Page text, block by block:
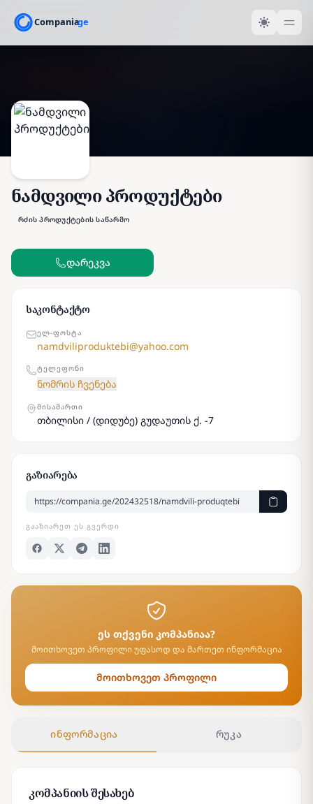
ნამდვილი პროდუქტები
რძის პროდუქტების საწარმო
დარეკვა
საკონტაქტო
ᲔᲚ-ᲤᲝᲡᲢᲐ
namdviliproduktebi@yahoo.com
ᲢᲔᲚᲔᲤᲝᲜᲘ
ნომრის ჩვენება
ᲛᲘᲡᲐᲛᲐᲠᲗᲘ
თბილისი / (დიდუბე) გუდაუთის ქ. -7
გაზიარება
ᲒᲐᲐᲖᲘᲐᲠᲔᲗ ᲔᲡ ᲒᲕᲔᲠᲓᲘ
ეს თქვენი კომპანიაა?
მოითხოვეთ პროფილი უფასოდ და მართეთ ინფორმაცია
მოითხოვეთ პროფილი
ინფორმაცია რუკა
კომპანიის შესახებ